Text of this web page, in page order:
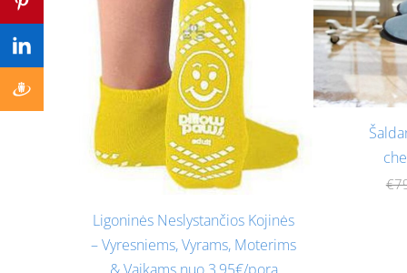
Ligoninės Neslystančios Kojinės
– Vyresniems, Vyrams, Moterims